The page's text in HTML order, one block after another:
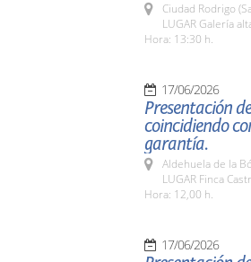
Ciudad Rodrigo
LUGAR Galería
Hora: 13:30 h.
17/06/2026
Presentación
coincidiendo
garantía.
Aldehuela de la
LUGAR Finca
Hora: 12,00 h.
17/06/2026